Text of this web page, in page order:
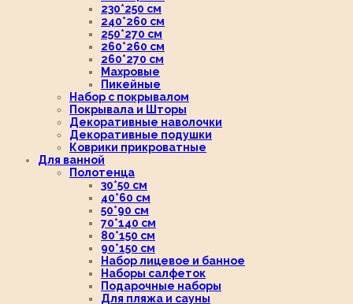
230*250 см
240*260 см
250*270 см
260*260 см
260*270 см
Махровые
Пикейные
Набор с покрывалом
Покрывала и Шторы
Декоративные наволочки
Декоративные подушки
Коврики прикроватные
Для ванной
Полотенца
30*50 см
40*60 см
50*90 см
70*140 см
80*150 см
90*150 см
Набор лицевое и банное
Наборы салфеток
Подарочные наборы
Для пляжа и сауны